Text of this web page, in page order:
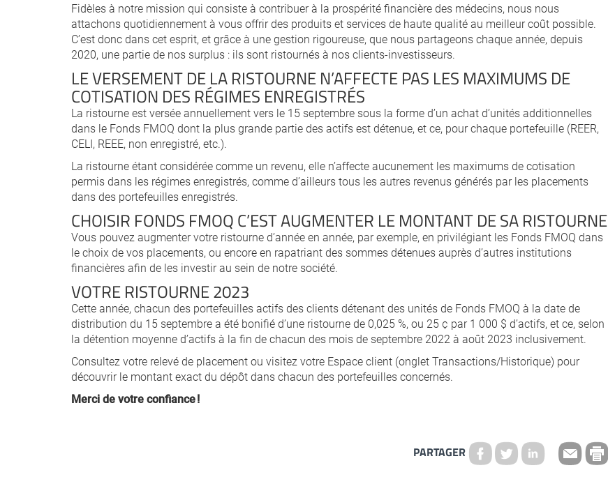
Fidèles à notre mission qui consiste à contribuer à la prospérité financière des médecins, nous nous
attachons quotidiennement à vous offrir des produits et services de haute qualité au meilleur coût possible.
C’est donc dans cet esprit, et grâce à une gestion rigoureuse, que nous partageons chaque année, depuis
2020, une partie de nos surplus : ils sont ristournés à nos clients-investisseurs.
LE VERSEMENT DE LA RISTOURNE N’AFFECTE PAS LES MAXIMUMS DE
COTISATION DES RÉGIMES ENREGISTRÉS
La ristourne est versée annuellement vers le 15 septembre sous la forme d’un achat d’unités additionnelles
dans le Fonds FMOQ dont la plus grande partie des actifs est détenue, et ce, pour chaque portefeuille (REER,
CELI, REEE, non enregistré, etc.).
La ristourne étant considérée comme un revenu, elle n’affecte aucunement les maximums de cotisation
permis dans les régimes enregistrés, comme d’ailleurs tous les autres revenus générés par les placements
dans des portefeuilles enregistrés.
CHOISIR FONDS FMOQ C’EST AUGMENTER LE MONTANT DE SA RISTOURNE
Vous pouvez augmenter votre ristourne d’année en année, par exemple, en privilégiant les Fonds FMOQ dans
le choix de vos placements, ou encore en rapatriant des sommes détenues auprès d’autres institutions
financières afin de les investir au sein de notre société.
VOTRE RISTOURNE 2023
Cette année, chacun des portefeuilles actifs des clients détenant des unités de Fonds FMOQ à la date de
distribution du 15 septembre a été bonifié d’une ristourne de 0,025 %, ou 25 ¢ par 1 000 $ d’actifs, et ce, selon
la détention moyenne d’actifs à la fin de chacun des mois de septembre 2022 à août 2023 inclusivement.
Consultez votre relevé de placement ou visitez votre Espace client (onglet Transactions/Historique) pour
découvrir le montant exact du dépôt dans chacun des portefeuilles concernés.
Merci de votre confiance !
PARTAGER